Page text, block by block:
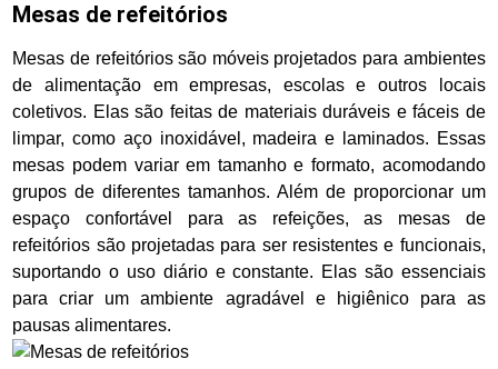
Mesas de refeitórios
Mesas de refeitórios são móveis projetados para ambientes
de alimentação em empresas, escolas e outros locais
coletivos. Elas são feitas de materiais duráveis e fáceis de
limpar, como aço inoxidável, madeira e laminados. Essas
mesas podem variar em tamanho e formato, acomodando
grupos de diferentes tamanhos. Além de proporcionar um
espaço confortável para as refeições, as mesas de
refeitórios são projetadas para ser resistentes e funcionais,
suportando o uso diário e constante. Elas são essenciais
para criar um ambiente agradável e higiênico para as
pausas alimentares.